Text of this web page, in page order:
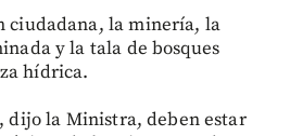
ciudadana, la minería, la
y la tala de bosques
hídrica.
dijo la Ministra, deben estar